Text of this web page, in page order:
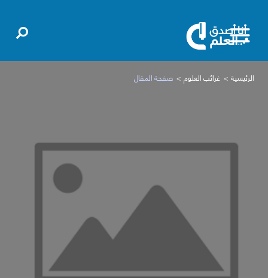
الرئيسية غرائب العلوم صفحة المقال